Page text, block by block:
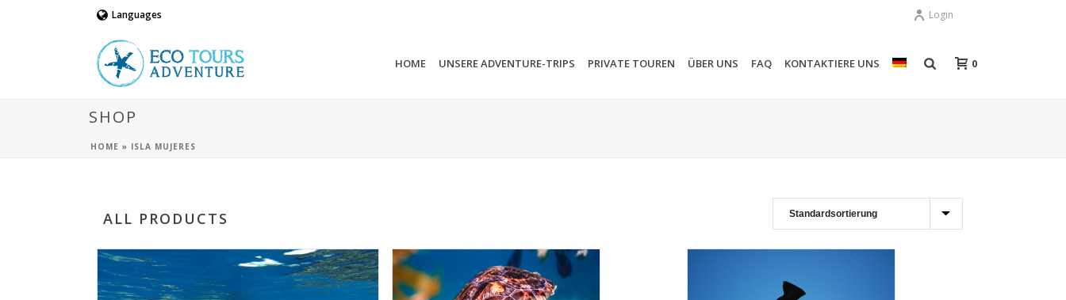
Languages Login
HOME UNSERE ADVENTURE-TRIPS PRIVATE TOUREN ÜBER UNS FAQ KONTAKTIERE UNS 0
SHOP
HOME » ISLA MUJERES
ALL PRODUCTS